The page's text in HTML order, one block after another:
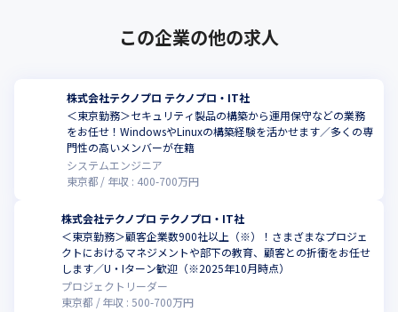
この企業の他の求人
株式会社テクノプロ テクノプロ・IT社
＜東京勤務＞セキュリティ製品の構築から運用保守などの業務
をお任せ！WindowsやLinuxの構築経験を活かせます／多くの専
門性の高いメンバーが在籍
システムエンジニア
東京都
年収 : 400-700万円
株式会社テクノプロ テクノプロ・IT社
＜東京勤務＞顧客企業数900社以上（※）！さまざまなプロジェ
クトにおけるマネジメントや部下の教育、顧客との折衝をお任せ
します／U・Iターン歓迎（※2025年10月時点）
プロジェクトリーダー
東京都
年収 :500-700万円